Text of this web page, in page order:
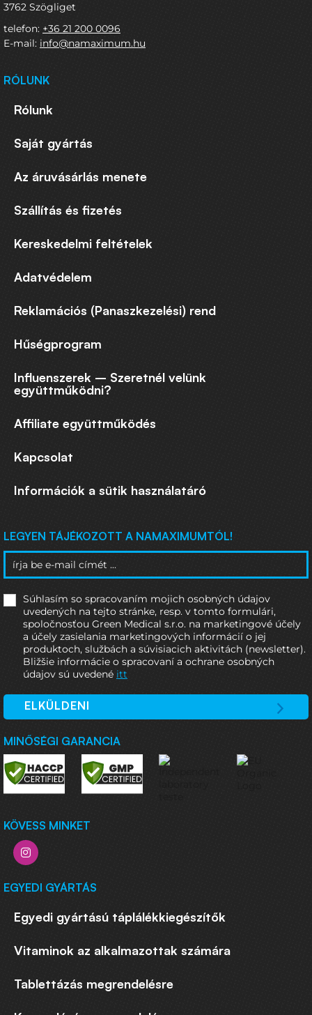
3762 Szögliget
telefon: +36 21 200 0096
E-mail: info@namaximum.hu
RÓLUNK
Rólunk
Saját gyártás
Az áruvásárlás menete
Szállítás és fizetés
Kereskedelmi feltételek
Adatvédelem
Reklamációs (Panaszkezelési) rend
Hűségprogram
Influenszerek – Szeretnél velünk
együttműködni?
Affiliate együttműködés
Kapcsolat
Információk a sütik használatáró
LEGYEN TÁJÉKOZOTT A NAMAXIMUMTÓL!
Súhlasím so spracovaním mojich osobných údajov
uvedených na tejto stránke, resp. v tomto formulári,
spoločnosťou Green Medical s.r.o. na marketingové účely
a účely zasielania marketingových informácií o jej
produktoch, službách a súvisiacich aktivitách (newsletter).
Bližšie informácie o spracovaní a ochrane osobných
údajov sú uvedené itt
ELKÜLDENI
MINŐSÉGI GARANCIA
KÖVESS MINKET
EGYEDI GYÁRTÁS
Egyedi gyártású táplálékkiegészítők
Vitaminok az alkalmazottak számára
Tablettázás megrendelésre